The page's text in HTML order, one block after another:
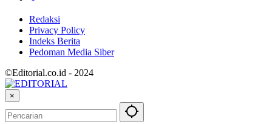
Redaksi
Privacy Policy
Indeks Berita
Pedoman Media Siber
©Editorial.co.id - 2024
×